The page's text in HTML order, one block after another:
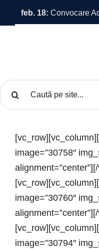
feb. 18: Convocare
Cautare...
image=”30758″
image=”30760″
image=”30794″